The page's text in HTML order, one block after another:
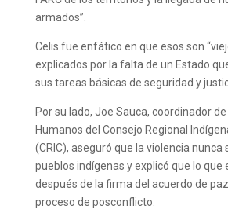
armados”.
Celis fue enfático en que esos son
explicados por la falta de un Estado
sus tareas básicas de seguridad y
Por su lado, Joe Sauca, coordinador
Humanos del Consejo Regional
(CRIC), aseguró que la violencia nunca
pueblos indígenas y explicó que lo que
después de la firma del acuerdo de
proceso de posconflicto.